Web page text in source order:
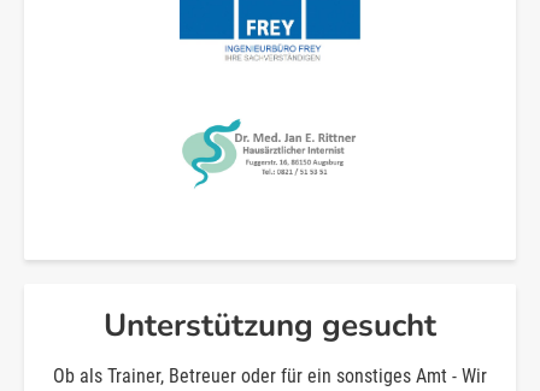
Unterstützung gesucht
Ob als Trainer, Betreuer oder für ein sonstiges Amt - Wir